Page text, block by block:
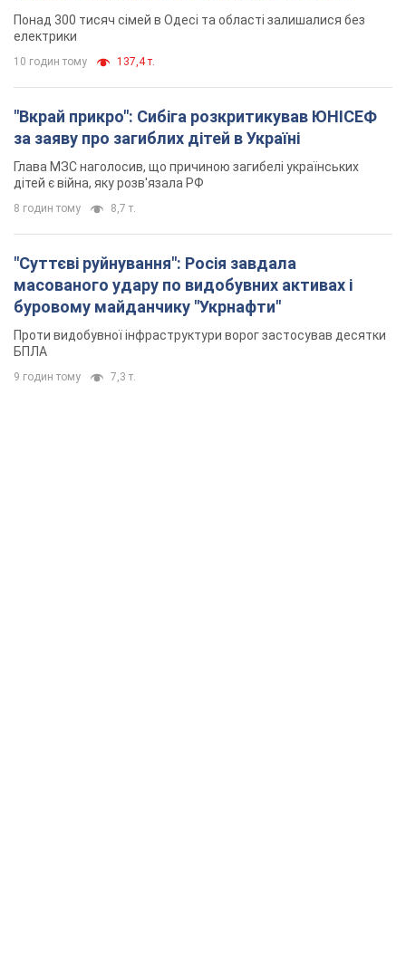
ворога. Відео
Понад 300 тисяч сімей в Одесі та області залишалися без
електрики
10 годин тому 137,4 т.
"Вкрай прикро": Сибіга розкритикував ЮНІСЕФ
за заяву про загиблих дітей в Україні
Глава МЗС наголосив, що причиною загибелі українських
дітей є війна, яку розв'язала РФ
8 годин тому 8,7 т.
"Суттєві руйнування": Росія завдала
масованого удару по видобувних активах і
буровому майданчику "Укрнафти"
Проти видобувної інфраструктури ворог застосував десятки
БПЛА
9 годин тому 7,3 т.